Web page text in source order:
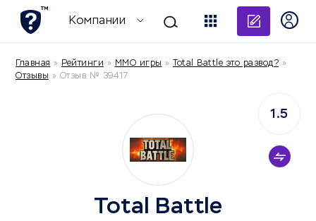
Компании
Главная » Рейтинги » MMO игры » Total Battle это развод? »
Отзывы » Отзыв № 39417
Total Battle
1.5